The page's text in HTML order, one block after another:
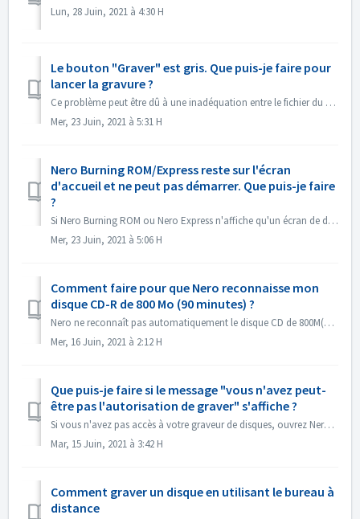
Lun, 28 Juin, 2021 à 4:30 H
Le bouton "Graver" est gris. Que puis-je faire pour
lancer la gravure ?
Ce problème peut être dû à une inadéquation entre le fichier du projet et votre type de projet. Essayez d'autres types de projet pour voir s'il y a ...
Mer, 23 Juin, 2021 à 5:31 H
Nero Burning ROM/Express reste sur l'écran
d'accueil et ne peut pas démarrer. Que puis-je faire
?
Si Nero Burning ROM ou Nero Express n'affiche qu'un écran de démarrage mais pas de fenêtre d'application, vérifiez si un lecteur de disque ne fo...
Mer, 23 Juin, 2021 à 5:06 H
Comment faire pour que Nero reconnaisse mon
disque CD-R de 800 Mo (90 minutes) ?
Nero ne reconnaît pas automatiquement le disque CD de 800M(90 minutes). Il est toujours détecté comme 700M(80minutes) maintenant. Si vous avez besoin de gr...
Mer, 16 Juin, 2021 à 2:12 H
Que puis-je faire si le message "vous n'avez peut-
être pas l'autorisation de graver" s'affiche ?
Si vous n'avez pas accès à votre graveur de disques, ouvrez Nero Burning ROM ou Nero Express, le message d'erreur s'affiche. Comment réso...
Mar, 15 Juin, 2021 à 3:42 H
Comment graver un disque en utilisant le bureau à
distance